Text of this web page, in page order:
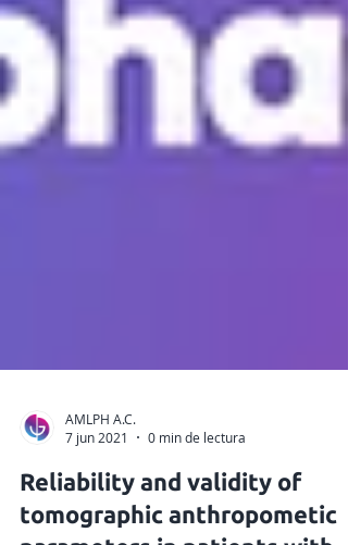
7 jun 2021
0 min de lectura
Reliability and validity of